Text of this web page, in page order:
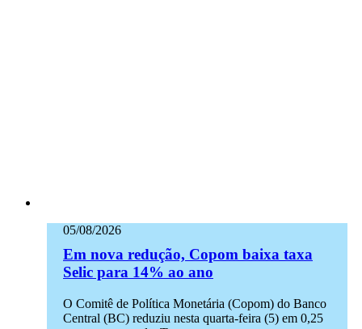
05/08/2026
Em nova redução, Copom baixa taxa
Selic para 14% ao ano
O Comitê de Política Monetária (Copom) do Banco
Central (BC) reduziu nesta quarta-feira (5) em 0,25